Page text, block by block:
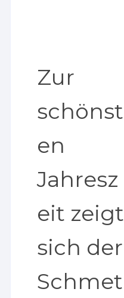
Zur
schönst
en
Jahresz
eit zeigt
sich der
Schmet